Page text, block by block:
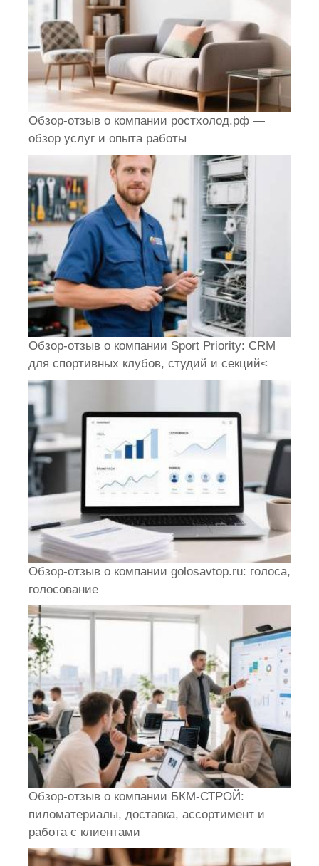
Обзор-отзыв о компании ростхолод.рф —
обзор услуг и опыта работы
Обзор-отзыв о компании Sport Priority: CRM
для спортивных клубов, студий и секций<
Обзор-отзыв о компании golosavtop.ru: голоса,
голосование
Обзор-отзыв о компании БКМ-СТРОЙ:
пиломатериалы, доставка, ассортимент и
работа с клиентами